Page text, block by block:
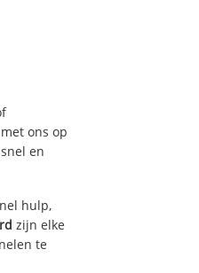
ons op
en
hulp,
zijn elke
te